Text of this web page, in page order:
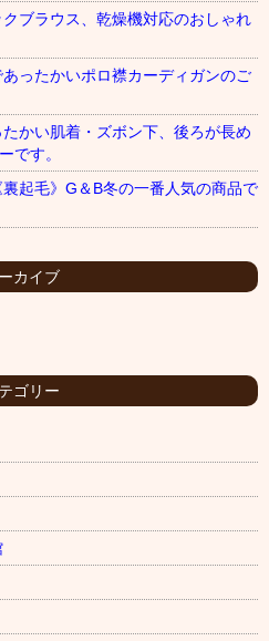
ブラウス、乾燥機対応のおしゃれ
あったかいポロ襟カーディガンのご
かい肌着・ズボン下、後ろが長め
です。
起毛》G＆B冬の一番人気の商品で
カイブ
ゴリー